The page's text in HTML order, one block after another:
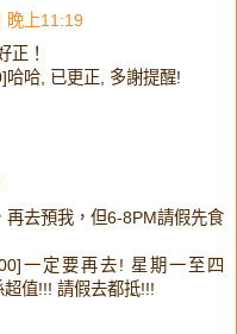
晚上11:19
正！
哈, 已更正, 多謝提醒!
去預我，但6-8PM請假先食
一定要再去! 星期一至四
值!!! 請假去都抵!!!